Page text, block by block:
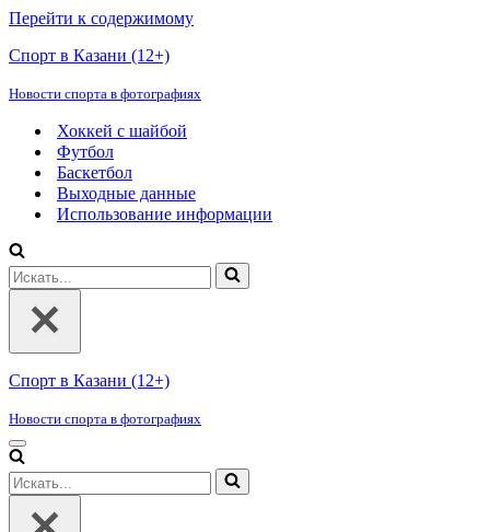
Перейти к содержимому
Спорт в Казани (12+)
Новости спорта в фотографиях
Хоккей с шайбой
Футбол
Баскетбол
Выходные данные
Использование информации
Искать...
Спорт в Казани (12+)
Новости спорта в фотографиях
Меню
навигации
Искать...